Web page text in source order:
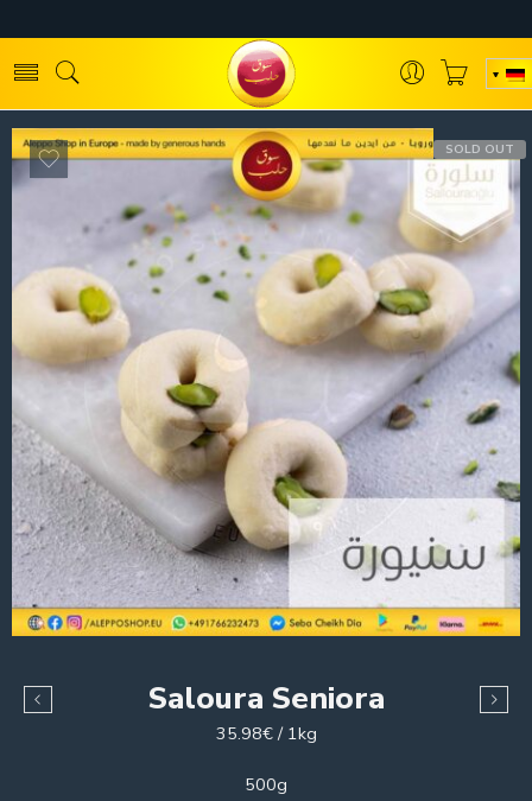
SOLD OUT
Saloura Seniora
35.98€ / 1kg
500g